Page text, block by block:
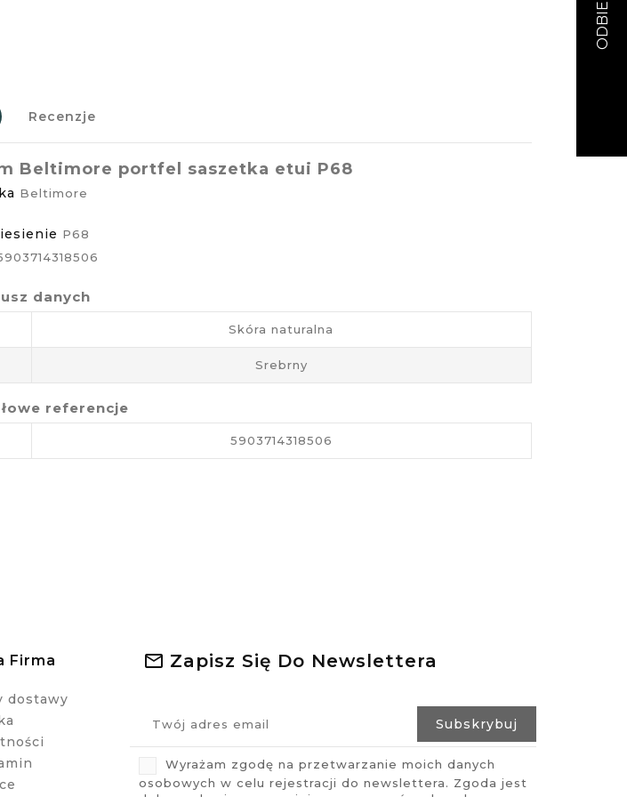
Recenzje
Beltimore portfel saszetka etui P68
Beltimore
P68
danych
Skóra naturalna
Srebrny
referencje
5903714318506
Zapisz Się Do Newslettera
Wyrażam zgodę na przetwarzanie moich danych
osobowych w celu rejestracji do newslettera. Zgoda jest
Firma
dostawy